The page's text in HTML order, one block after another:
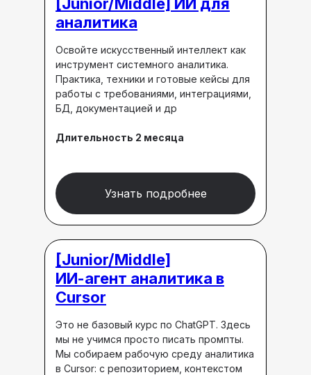
[Junior/Middle]
ИИ для
аналитика
Освойте искусственный интеллект как
инструмент системного аналитика.
Практика, техники и готовые кейсы для
работы с требованиями, интеграциями,
БД, документацией и др
Длительность 2 месяца
Узнать подробнее
[Junior/Middle]
ИИ-агент аналитика в
Cursor
Это не базовый курс по ChatGPT. Здесь
мы не учимся просто писать промпты.
Мы собираем рабочую среду аналитика
в Cursor: с репозиторием, контекстом